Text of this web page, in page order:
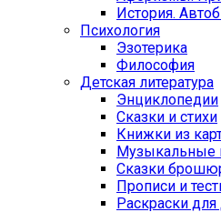
История.
Психология
Эзотерика
Философия
Детская литература
Энциклопедии
Сказки и стихи
Книжки из
Музыкальные
Сказки
Прописи и
Раскраски для